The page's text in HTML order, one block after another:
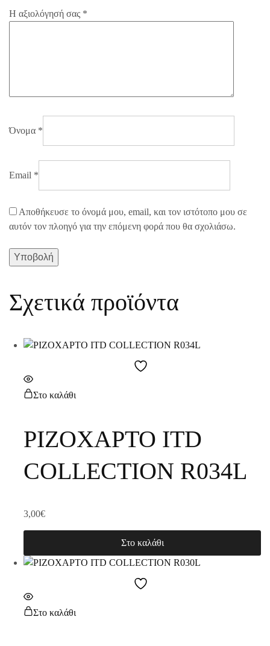
Η αξιολόγησή σας *
Όνομα *
Email *
Αποθήκευσε το όνομά μου, email, και τον ιστότοπο μου σε
αυτόν τον πλοηγό για την επόμενη φορά που θα σχολιάσω.
Σχετικά προϊόντα
Στο καλάθι
ΡΙΖΟΧΑΡΤΟ ITD
COLLECTION R034L
3,00€
Στο καλάθι
Στο καλάθι